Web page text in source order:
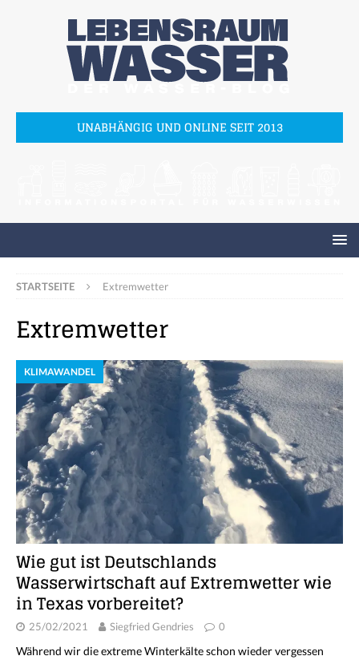
UNABHÄNGIG UND ONLINE SEIT 2013
STARTSEITE Extremwetter
Extremwetter
KLIMAWANDEL
Wie gut ist Deutschlands
Wasserwirtschaft auf Extremwetter wie
in Texas vorbereitet?
25/02/2021 Siegfried Gendries 0
Während wir die extreme Winterkälte schon wieder vergessen